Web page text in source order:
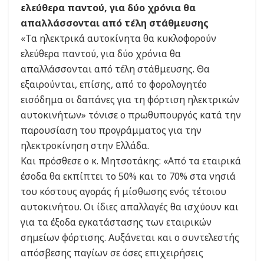
ελεύθερα παντού, για δύο χρόνια θα
απαλλάσσονται από τέλη στάθμευσης
«Τα ηλεκτρικά αυτοκίνητα θα κυκλοφορούν
ελεύθερα παντού, για δύο χρόνια θα
απαλλάσσονται από τέλη στάθμευσης. Θα
εξαιρούνται, επίσης, από το φορολογητέο
εισόδημα οι δαπάνες για τη φόρτιση ηλεκτρικών
αυτοκινήτων» τόνισε ο πρωθυπουργός κατά την
παρουσίαση του προγράμματος για την
ηλεκτροκίνηση στην Ελλάδα.
Και πρόσθεσε ο κ. Μητσοτάκης: «Από τα εταιρικά
έσοδα θα εκπίπτει το 50% και το 70% στα νησιά
του κόστους αγοράς ή μίσθωσης ενός τέτοιου
αυτοκινήτου. Οι ίδιες απαλλαγές θα ισχύουν και
για τα έξοδα εγκατάστασης των εταιρικών
σημείων φόρτισης. Αυξάνεται και ο συντελεστής
απόσβεσης παγίων σε όσες επιχειρήσεις